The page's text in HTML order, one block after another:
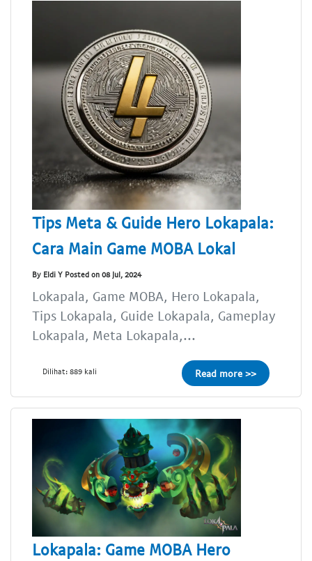
Tips Meta & Guide Hero Lokapala:
Cara Main Game MOBA Lokal
By Eldi Y Posted on 08 Jul, 2024
Lokapala, Game MOBA, Hero Lokapala,
Tips Lokapala, Guide Lokapala, Gameplay
Lokapala, Meta Lokapala,...
Dilihat: 889 kali Read more >>
Lokapala: Game MOBA Hero